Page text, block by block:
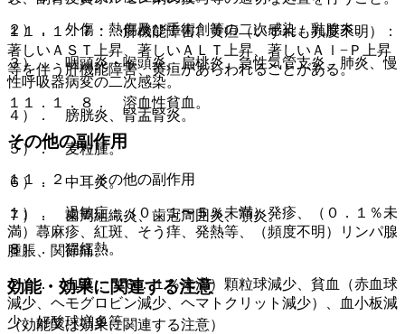
１１．１．７． 肝機能障害、黄疸（いずれも頻度不明）：
著しいＡＳＴ上昇、著しいＡＬＴ上昇、著しいＡｌ−Ｐ上昇
等を伴う肝機能障害、黄疸があらわれることがある。
１１．１．８． 溶血性貧血。
その他の副作用
１１．２． その他の副作用
１）． 過敏症：（０．１〜５％未満）発疹、（０．１％未
満）蕁麻疹、紅斑、そう痒、発熱等、（頻度不明）リンパ腺
腫脹、関節痛。
２）． 血液：（０．１％未満）顆粒球減少、貧血（赤血球
減少、ヘモグロビン減少、ヘマトクリット減少）、血小板減
少、好酸球増多等。
２）． 外傷・熱傷及び手術創等の二次感染、乳腺炎。
３）． 咽頭炎・喉頭炎、扁桃炎、急性気管支炎、肺炎、慢
性呼吸器病変の二次感染。
４）． 膀胱炎、腎盂腎炎。
５）． 麦粒腫。
６）． 中耳炎。
７）． 歯周組織炎、歯冠周囲炎、顎炎。
８）． 猩紅熱。
効能・効果に関連する注意
（効能又は効果に関連する注意）